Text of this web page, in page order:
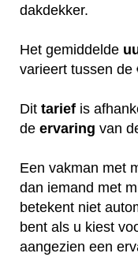
dakdekker.
Het gemiddelde
varieert tussen de
Dit tarief is
de ervaring van
Een vakman met
dan iemand met
betekent niet
bent als u kiest
aangezien een